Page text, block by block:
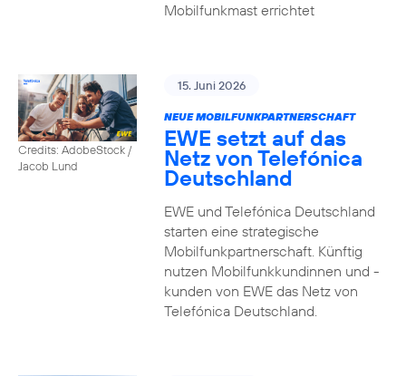
Mobilfunkmast errichtet
Credits: AdobeStock /
Jacob Lund
15. Juni 2026
NEUE MOBILFUNKPARTNERSCHAFT
EWE setzt auf das
Netz von Telefónica
Deutschland
EWE und Telefónica Deutschland
starten eine strategische
Mobilfunkpartnerschaft. Künftig
nutzen Mobilfunkkundinnen und -
kunden von EWE das Netz von
Telefónica Deutschland.